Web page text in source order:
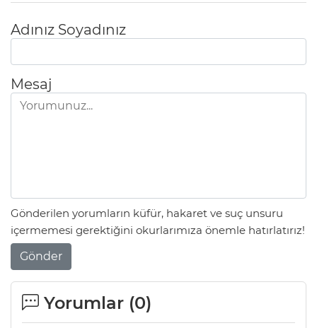
Adınız Soyadınız
Mesaj
Gönderilen yorumların küfür, hakaret ve suç unsuru
içermemesi gerektiğini okurlarımıza önemle hatırlatırız!
Gönder
Yorumlar (0)